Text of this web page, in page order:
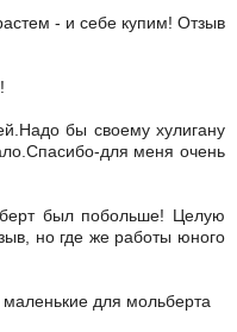
- и себе купим! Отзыв
бы своему хулигану
для меня очень
был побольше! Целую
но где же работы юного
для мольберта